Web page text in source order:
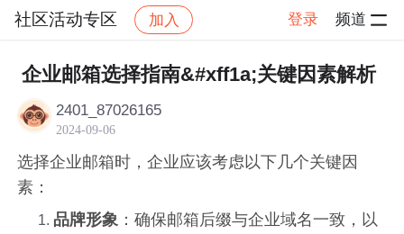
社区活动专区 加入 登录 频道
社区 社区活动专区 帖子详情
企业邮箱选择指南&#xff1a;关键因素解析
2401_87026165
2024-09-06
选择企业邮箱时，企业应该考虑以下几个关键因
素：
品牌形象 ：确保邮箱后缀与企业域名一致，以